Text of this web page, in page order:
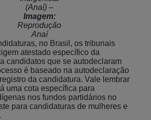
(Anaí) –
Imagem:
Reprodução
Anaí
no Brasil, os tribunais
atestado específico da
candidatos que se autodeclaram
é baseado na autodeclaração
da candidatura. Vale lembrar
uma cota específica para
nos fundos partidários no
para candidaturas de mulheres e